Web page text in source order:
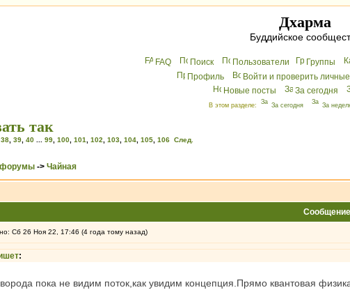
Дхарма
Буддийское
FAQ Поиск Пользователи Группы
Профиль
Войти и проверить
Новые посты
За сегодня
В этом разделе: За сегодня За
так
38 39 40 99 100 101 102 103 104 105 106 След.
форумы -> Чайная
Сообщение
Сб 26 Ноя 22, 17:46 (4 года тому назад)
:
пока не видим поток,как увидим концепция.Прямо квантовая